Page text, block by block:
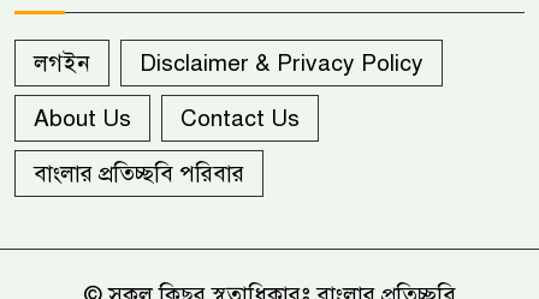
লগইন
Disclaimer & Privacy Policy
About Us
Contact Us
বাংলার প্রতিচ্ছবি পরিবার